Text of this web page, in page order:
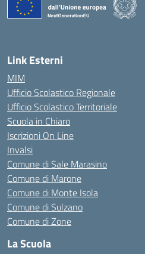
Link Esterni
MIM
Ufficio Scolastico Regionale
Ufficio Scolastico Territoriale
Scuola in Chiaro
Iscrizioni On Line
Invalsi
Comune di Sale Marasino
Comune di Marone
Comune di Monte Isola
Comune di Sulzano
Comune di Zone
La Scuola